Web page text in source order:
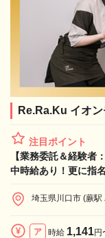
Re.Ra.Ku イオ
注目ポイント
【業務委託＆経験者
中時給あり！更に指
埼玉県川口市 (蕨駅
ア 時給 1,141円